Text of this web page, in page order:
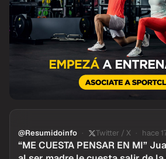
@Resumidoinfo Twitter / X hace
“ME CUESTA PENSAR EN MI”